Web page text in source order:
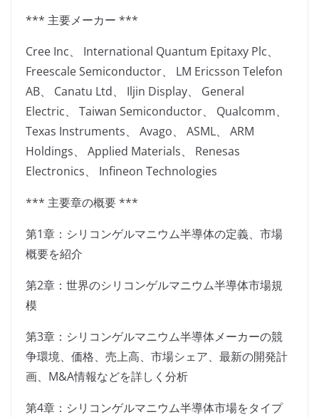
*** 主要メーカー ***
Cree Inc、 International Quantum Epitaxy Plc、
Freescale Semiconductor、 LM Ericsson Telefon
AB、 Canatu Ltd、 Iljin Display、 General
Electric、 Taiwan Semiconductor、 Qualcomm、
Texas Instruments、 Avago、 ASML、 ARM
Holdings、 Applied Materials、 Renesas
Electronics、 Infineon Technologies
*** 主要章の概要 ***
第1章：シリコンゲルマニウム半導体の定義、市場
概要を紹介
第2章：世界のシリコンゲルマニウム半導体市場規
模
第3章：シリコンゲルマニウム半導体メーカーの競
争環境、価格、売上高、市場シェア、最新の開発計
画、M&A情報などを詳しく分析
第4章：シリコンゲルマニウム半導体市場をタイプ